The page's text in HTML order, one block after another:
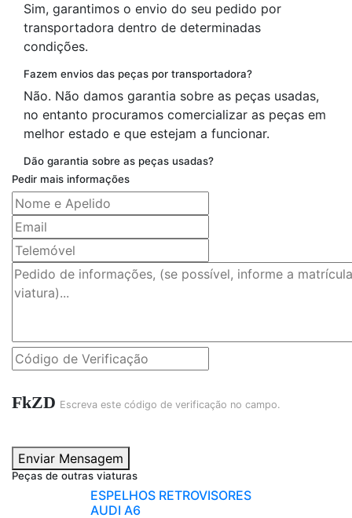
Sim, garantimos o envio do seu pedido por
transportadora dentro de determinadas
condições.
Fazem envios das peças por transportadora?
Não. Não damos garantia sobre as peças usadas,
no entanto procuramos comercializar as peças em
melhor estado e que estejam a funcionar.
Dão garantia sobre as peças usadas?
Pedir mais informações
FkZD Escreva este código de verificação no campo.
Enviar Mensagem
Peças de outras viaturas
ESPELHOS RETROVISORES
AUDI A6